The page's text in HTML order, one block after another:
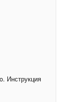
Инструкция